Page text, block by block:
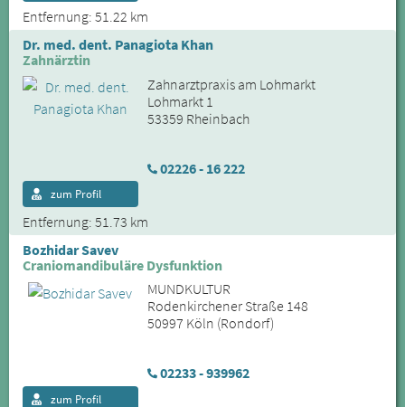
Entfernung: 51.22 km
Dr. med. dent. Panagiota Khan
Zahnärztin
Zahnarztpraxis am Lohmarkt
Lohmarkt 1
53359 Rheinbach
02226 - 16 222
Entfernung: 51.73 km
zum Profil
Bozhidar Savev
Craniomandibuläre Dysfunktion
MUNDKULTUR
Rodenkirchener Straße 148
50997 Köln (Rondorf)
02233 - 939962
zum Profil